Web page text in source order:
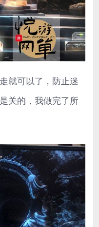
就可以了，防止迷
关的，我做完了所